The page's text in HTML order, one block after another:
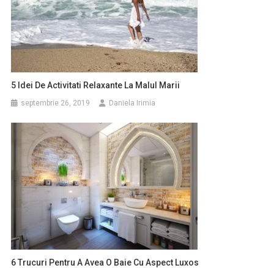
5 Idei De Activitati Relaxante La Malul Marii
septembrie 26, 2019 Daniela Irimia
6 Trucuri Pentru A Avea O Baie Cu Aspect Luxos